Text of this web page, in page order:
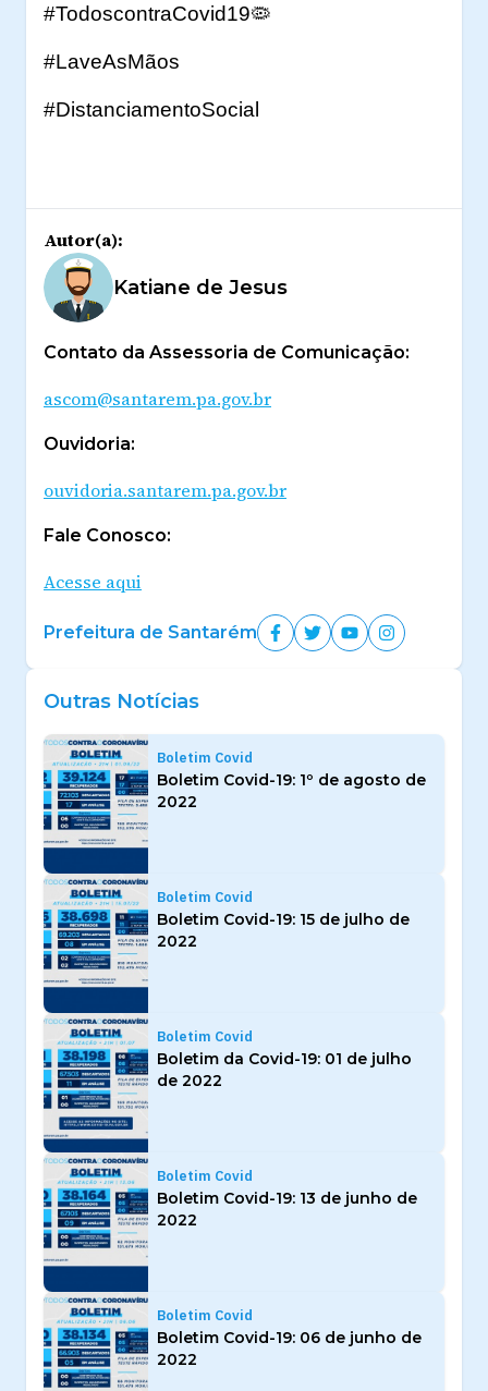
#TodoscontraCovid19🦠
#LaveAsMãos
#DistanciamentoSocial
Autor(a):
Katiane de Jesus
Contato da Assessoria de Comunicação:
ascom@santarem.pa.gov.br
Ouvidoria:
ouvidoria.santarem.pa.gov.br
Fale Conosco:
Acesse aqui
Prefeitura de Santarém
Outras Notícias
Boletim Covid
Boletim Covid-19: 1º de agosto de
2022
Boletim Covid
Boletim Covid-19: 15 de julho de
2022
Boletim Covid
Boletim da Covid-19: 01 de julho
de 2022
Boletim Covid
Boletim Covid-19: 13 de junho de
2022
Boletim Covid
Boletim Covid-19: 06 de junho de
2022